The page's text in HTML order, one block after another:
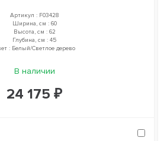
Артикул : F03428
Ширина, см : 60
Высота, см : 62
Глубина, см : 45
: Белый/Светлое дерево
В наличии
24 175 ₽